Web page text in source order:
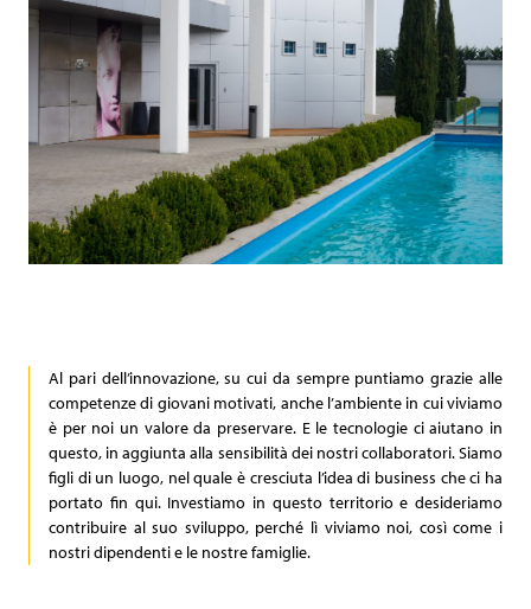
Archiviazione fisica
e-Fatture b2b
Codice Etico
Sponsorship
Newspaper
Comunicati stampa
Articoli
Video
Contatti
Al pari dell’innovazione, su cui da sempre puntiamo grazie alle
competenze di giovani motivati, anche l’ambiente in cui viviamo
è per noi un valore da preservare. E le tecnologie ci aiutano in
questo, in aggiunta alla sensibilità dei nostri collaboratori. Siamo
figli di un luogo, nel quale è cresciuta l’idea di business che ci ha
portato fin qui. Investiamo in questo territorio e desideriamo
contribuire al suo sviluppo, perché lì viviamo noi, così come i
nostri dipendenti e le nostre famiglie.